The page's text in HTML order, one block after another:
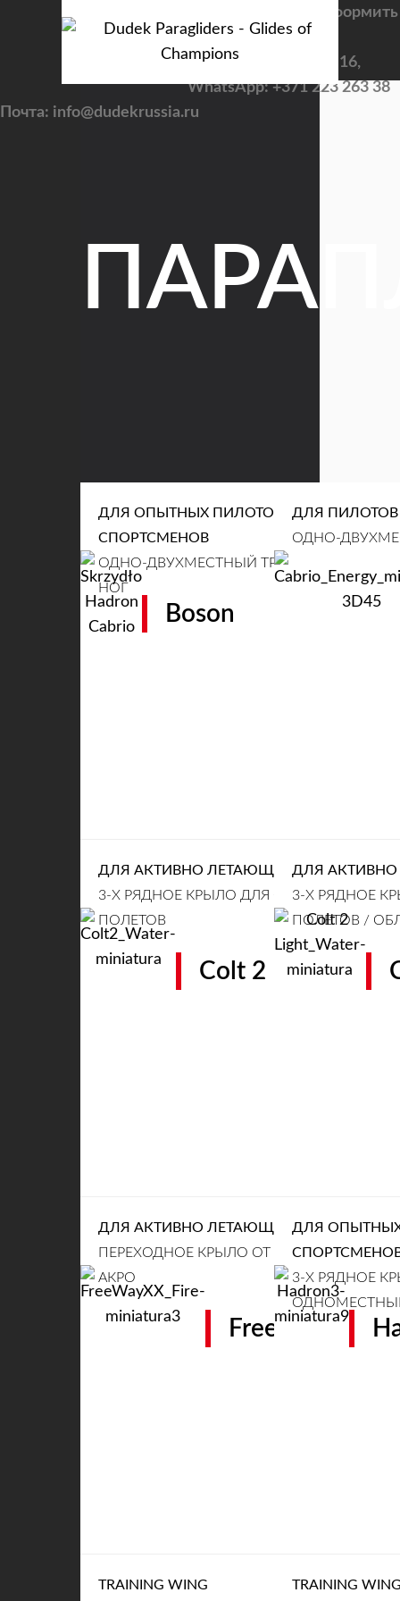
Задать вопросы и оформить
заказ
Viber: +7 922 195 36 16,
WhatsApp: +371 223 263 38
Почта: info@dudekrussia.ru
CATEGORY
Tandem / trike
ДЛЯ ОПЫТНЫХ ПИЛОТОВ /
СПОРТСМЕНОВ
ОДНО-ДВУХМЕСТНЫЙ ТРАЙК / ТАНДЕМ С
НОГ
Boson
ДЛЯ
ОДНО-
ДЛЯ АКТИВНО ЛЕТАЮЩИХ ПИЛОТОВ (EN
3-Х РЯДНОЕ КРЫЛО ДЛЯ СВОБОДНЫХ
ПОЛЕТОВ
Colt 2
ДЛЯ АКТИВНО
3-Х РЯДНОЕ
ПОЛЕТОВ /
ДЛЯ АКТИВНО ЛЕТАЮЩИХ ПИЛОТОВ
ПЕРЕХОДНОЕ КРЫЛО ОТ СВОБОДНЫХ
АКРО
FreeWay XX
ДЛЯ
3-Х РЯДНОЕ
TRAINING WING TRAINING